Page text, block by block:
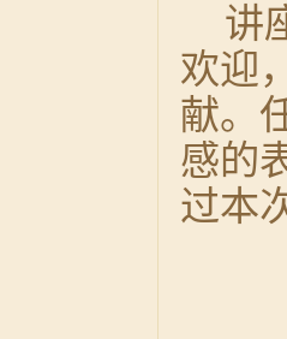
讲
欢迎
献。
感的
过本